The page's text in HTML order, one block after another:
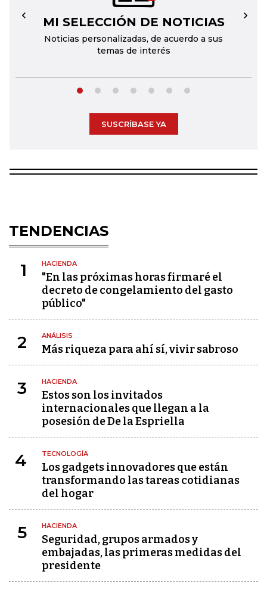
MI SELECCIÓN DE NOTICIAS
Noticias personalizadas, de acuerdo a sus
temas de interés
← →
SUSCRÍBASE YA
TENDENCIAS
1 HACIENDA
"En las próximas horas firmaré el
decreto de congelamiento del gasto
público"
2 ANÁLISIS
Más riqueza para ahí sí, vivir sabroso
3 HACIENDA
Estos son los invitados
internacionales que llegan a la
posesión de De la Espriella
4 TECNOLOGÍA
Los gadgets innovadores que están
transformando las tareas cotidianas
del hogar
5 HACIENDA
Seguridad, grupos armados y
embajadas, las primeras medidas del
presidente